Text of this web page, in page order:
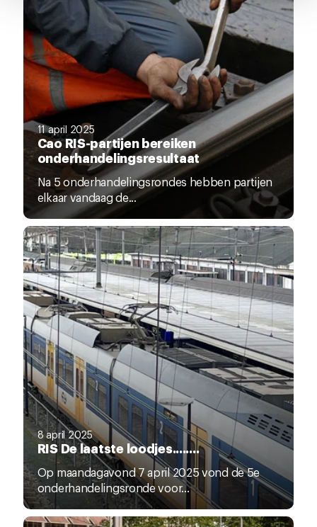
pagina.
11 april 2025
Cao RIS-partijen bereiken
onderhandelingsresultaat
Na 5 onderhandelingsrondes hebben partijen
elkaar vandaag de...
8 april 2025
RIS De laatste loodjes........
Op maandagavond 7 april 2025 vond de 5e
onderhandelingsronde voor...